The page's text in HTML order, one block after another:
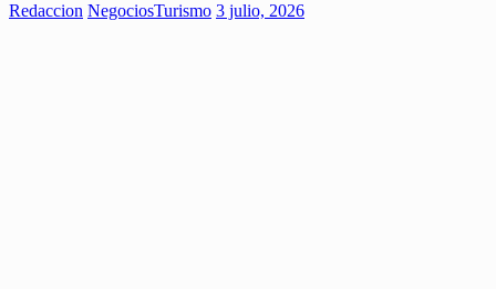
Redaccion NegociosTurismo 3 julio, 2026